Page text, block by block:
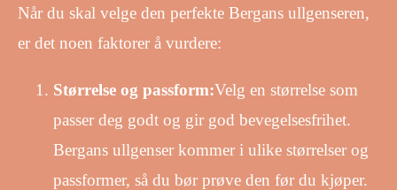
Når du skal velge den perfekte Bergans ullgenseren,
er det noen faktorer å vurdere:
Størrelse og passform:Velg en størrelse som
passer deg godt og gir god bevegelsesfrihet.
Bergans ullgenser kommer i ulike størrelser og
passformer, så du bør prøve den før du kjøper.